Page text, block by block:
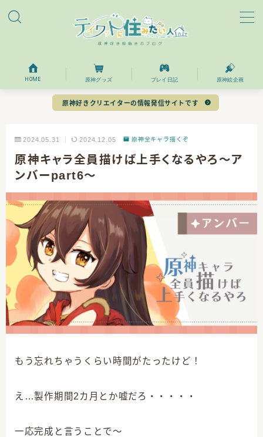
ホーム
プロフィール
お問い合わせ
目次
今回の課題の振り返りと感想
次の課題
原神グッズ情報 14
HOME 原神グッズ プレイ日記 原神絵企画
原神好きクリエイターの情報発信サイトです
2024.05.31 2024.12.05 原神全キャラ描くぞ
原神キャラ全員描けば上手くなるやろ～ア
ンバーpart6～
もう忘れちゃうくらい時間がたったけど！
え…製作期間2カ月とか嘘だろ・・・・・
一応完成と言うことで～